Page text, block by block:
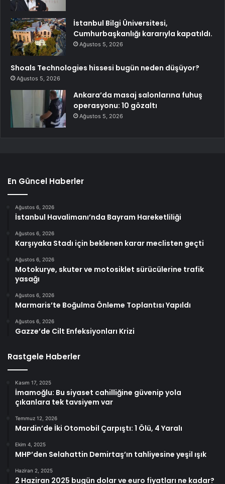
İstanbul Bilgi Üniversitesi,
Cumhurbaşkanlığı kararıyla kapatıldı.
Ağustos 5, 2026
Shoals Technologies hissesi bugün neden düşüyor?
Ağustos 5, 2026
Ankara’da masaj salonlarına fuhuş
operasyonu: 10 gözaltı
Ağustos 5, 2026
En Güncel Haberler
Ağustos 6, 2026
İstanbul Havalimanı’nda Bayram Hareketliliği
Ağustos 6, 2026
Karşıyaka Stadı için beklenen karar meclisten geçti
Ağustos 6, 2026
Motokurye, skuter ve motosiklet sürücülerine trafik
yasağı
Ağustos 6, 2026
Marmaris’te Boğulma Önleme Toplantısı Yapıldı
Ağustos 6, 2026
Gazze’de Cilt Enfeksiyonları Krizi
Rastgele Haberler
Kasım 17, 2025
İmamoğlu: Bu siyaset cahilliğine güvenip yola
çıkanlara tek tavsiyem var
Temmuz 12, 2026
Mardin’de İki Otomobil Çarpıştı: 1 Ölü, 4 Yaralı
Ekim 4, 2025
MHP’den Selahattin Demirtaş’ın tahliyesine yeşil ışık
Haziran 2, 2025
2 Haziran 2025 bugün dolar ve euro fiyatları ne kadar?